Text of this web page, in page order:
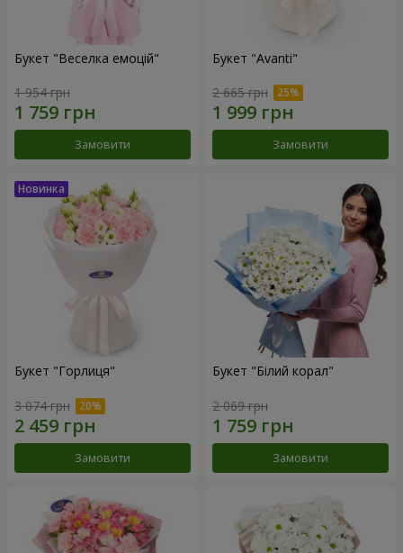
Букет "Веселка емоцій"
1 954 грн
Замовити
Букет "Avanti"
2 665 грн
Замовити
Букет "Горлиця"
3 074 грн
Замовити
Букет "Білий корал"
2 069 грн
Замовити